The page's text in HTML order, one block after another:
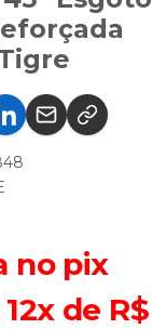
no pix
de R$